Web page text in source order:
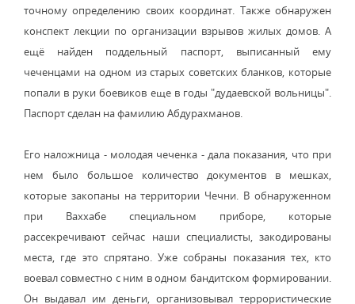
точному определению своих координат. Также обнаружен
конспект лекции по организации взрывов жилых домов. А
ещё найден поддельный паспорт, выписанный ему
чеченцами на одном из старых советских бланков, которые
попали в руки боевиков еще в годы "дудаевской вольницы".
Паспорт сделан на фамилию Абдурахманов.
Его наложница - молодая чеченка - дала показания, что при
нем было большое количество документов в мешках,
которые закопаны на территории Чечни. В обнаруженном
при Ваххабе специальном приборе, которые
рассекречивают сейчас наши специалисты, закодированы
места, где это спрятано. Уже собраны показания тех, кто
воевал совместно с ним в одном бандитском формировании.
Он выдавал им деньги, организовывал террористические